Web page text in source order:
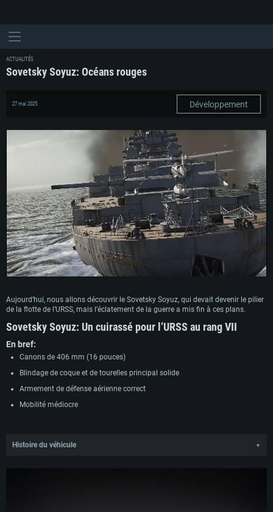
ACTUALITÉS
Sovetsky Soyuz: Océans rouges
27 mai 2025 Développement
Aujourd’hui, nous allons découvrir le Sovetsky Soyuz, qui devait devenir le pilier
de la flotte de l’URSS, mais l’éclatement de la guerre a mis fin à ces plans.
Sovetsky Soyuz: Un cuirassé pour l’URSS au rang VII
En bref:
Canons de 406 mm (16 pouces)
Blindage de coque et de tourelles principal solide
Armement de défense aérienne correct
Mobilité médiocre
Histoire du véhicule ▼